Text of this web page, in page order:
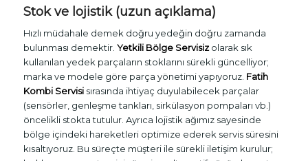
Stok ve lojistik (uzun açıklama)
Hızlı müdahale demek doğru yedeğin doğru zamanda
bulunması demektir. Yetkili Bölge Servisizolarak sık
kullanılan yedek parçaların stoklarını sürekli güncelliyor;
marka ve modele göre parça yönetimi yapıyoruz. Fatih
Kombi Servisisırasında ihtiyaç duyulabilecek parçalar
(sensörler, genleşme tankları, sirkülasyon pompaları vb.)
öncelikli stokta tutulur. Ayrıca lojistik ağımız sayesinde
bölge içindeki hareketleri optimize ederek servis süresini
kısaltıyoruz. Bu süreçte müşteri ile sürekli iletişim kurulur;